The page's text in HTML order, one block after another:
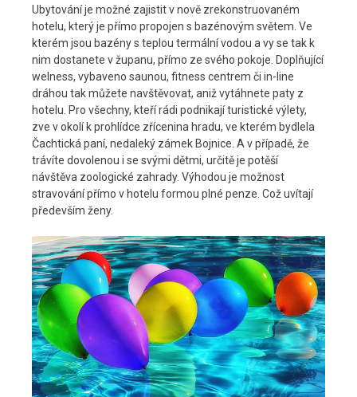
Ubytování je možné zajistit v nově zrekonstruovaném
hotelu, který je přímo propojen s bazénovým světem. Ve
kterém jsou bazény s teplou termální vodou a vy se tak k
nim dostanete v županu, přímo ze svého pokoje. Doplňující
welness, vybaveno saunou, fitness centrem či in-line
dráhou tak můžete navštěvovat, aniž vytáhnete paty z
hotelu. Pro všechny, kteří rádi podnikají turistické výlety,
zve v okolí k prohlídce zřícenina hradu, ve kterém bydlela
Čachtická paní, nedaleký zámek Bojnice. A v případě, že
trávíte dovolenou i se svými dětmi, určitě je potěší
návštěva zoologické zahrady. Výhodou je možnost
stravování přímo v hotelu formou plné penze. Což uvítají
především ženy.